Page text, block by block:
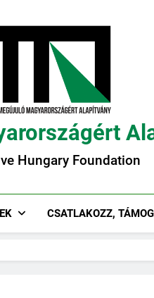
Hungary Foundation
CSATLAKOZZ,